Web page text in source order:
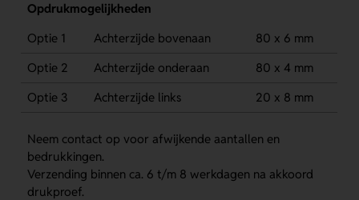
Opdrukmogelijkheden
Optie 1
Achterzijde bovenaan
80 x 6 mm
Optie 2
Achterzijde onderaan
80 x 4 mm
Optie 3
Achterzijde links 20 x 8 mm
Neem contact op voor afwijkende aantallen en
bedrukkingen.
Verzending binnen ca. 6 t/m 8 werkdagen na akkoord
drukproef.